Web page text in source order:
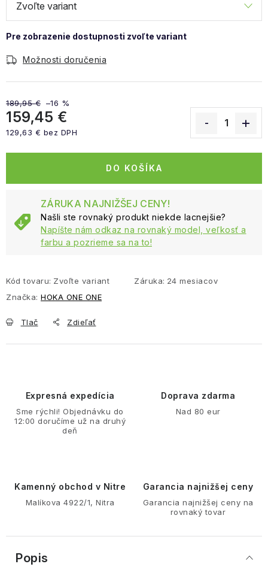
Možnosti doručenia
189,95 € –16 %
159,45 €
129,63 € bez DPH
DO KOŠÍKA
ZÁRUKA NAJNIŽŠEJ CENY!
Našli ste rovnaký produkt niekde lacnejšie?
Napíšte nám odkaz na rovnaký model, veľkosť a
farbu a pozrieme sa na to!
Kód tovaru: Zvoľte variant Záruka: 24 mesiacov
Značka: HOKA ONE ONE
Tlač Zdieľať
Expresná expedícia
Sme rýchli! Objednávku do
12:00 doručíme už na druhý
deň
Doprava zdarma
Nad 80 eur
Kamenný obchod v Nitre
Malíkova 4922/1, Nitra
Garancia najnižšej ceny
Garancia najnižšej ceny na
rovnaký tovar
Popis